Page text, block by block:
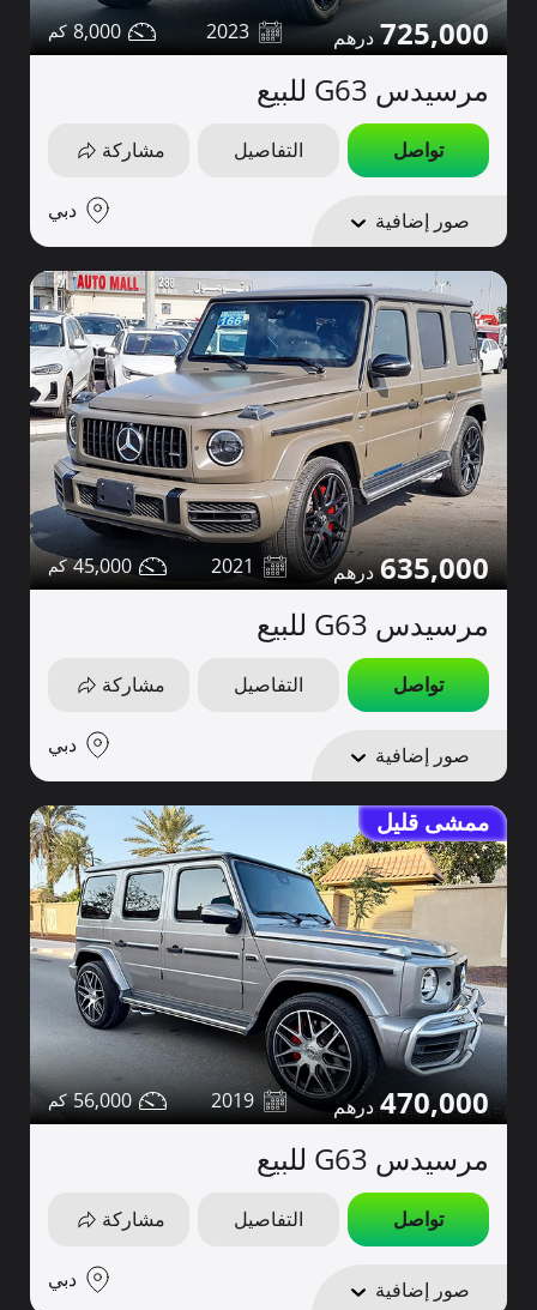
725,000
2023
8,000
مرسيدس G63 للبيع
تواصل التفاصيل مشاركة
صور إضافية دبي
635,000
2021
45,000
مرسيدس G63 للبيع
تواصل التفاصيل مشاركة
صور إضافية دبي
ممشى قليل
470,000
2019
56,000
مرسيدس G63 للبيع
تواصل التفاصيل مشاركة
صور إضافية دبي